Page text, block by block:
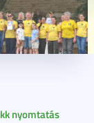
nyomtatás